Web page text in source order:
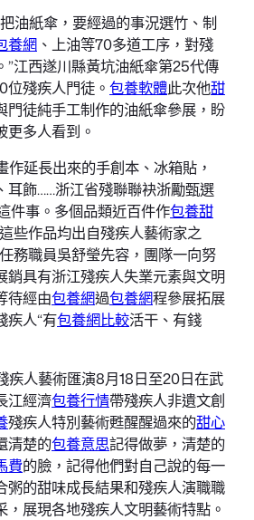
油紙傘，要經過的事況選竹、制
養網 、上油等70多道工序，對殘
”江西遂川縣黃坑油紙傘第25代傳
位殘疾人門徒。 包養軟體此次他甜
門徒純手工制作的油紙傘參展，盼
更多人看到。
作延長出來的手創本、冰箱貼，
耳飾……浙江省殘聯聯袂浙勵甄選
件事。多個品類近百件作包養甜
些作品均出自殘疾人藝術家之
務職員吳舒瑩先容，團隊一向努
銷具有浙江殘疾人失業元素與文明
待經由包養網過包養網程參展拓展
疾人“有包養網比較活干、有錢
疾人藝術匯演8月18日至20日在武
江經濟包養行情帶殘疾人非遺文創
殘疾人特別藝術甦醒醒過來的甜心
清楚的包養意思記得做夢，清楚的
費的臉，記得他們對自己說的每一
粥的甜味成長結果和殘疾人演職職
，展現各地殘疾人文明藝術特點。